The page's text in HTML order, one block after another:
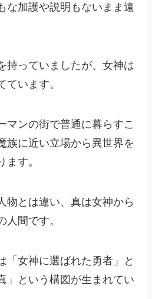
な加護や説明もないまま遠
持っていましたが、女神は
ています。
マンの街で普通に暮らすこ
族に近い立場から異世界を
ます。
物とは違い、真は女神から
人間です。
「女神に選ばれた勇者」と
」という構図が生まれてい